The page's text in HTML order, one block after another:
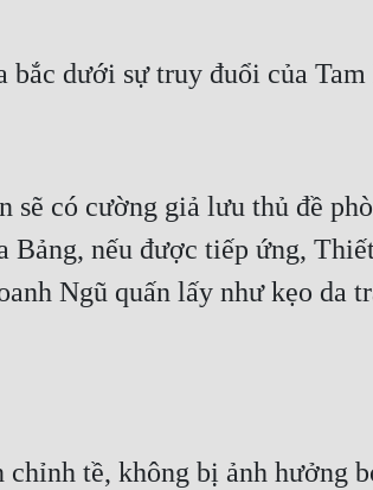
dưới sự truy đuổi của
sẽ có cường giả lưu thủ đề
nếu được tiếp ứng,
Ngũ quấn lấy như kẹo da
tề, không bị ảnh hưởng